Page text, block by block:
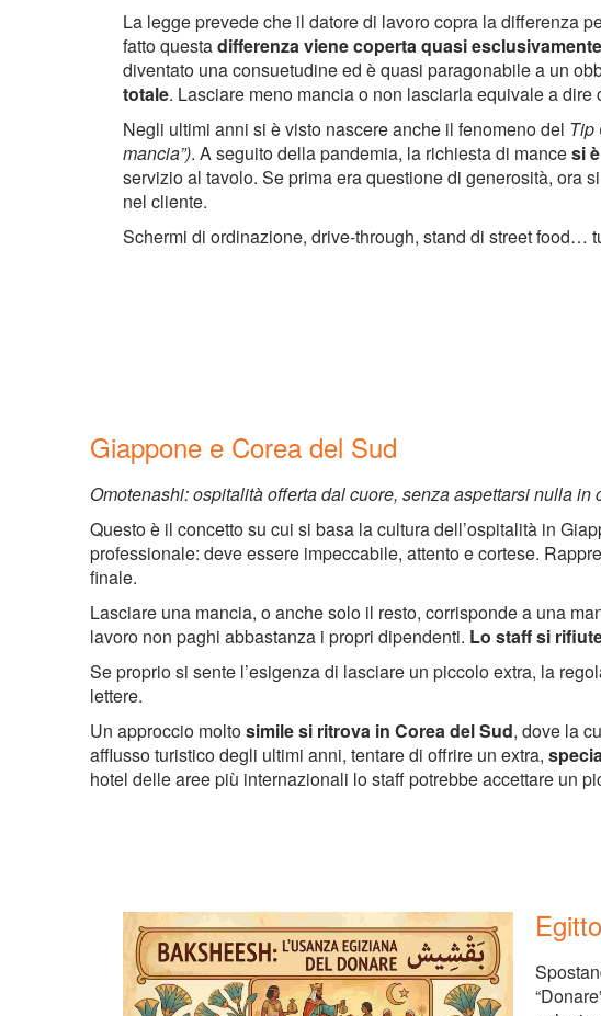
La legge prevede che il datore di lavoro copra la differenza
fatto questadifferenza viene coperta quasi
diventato una consuetudine ed è quasi paragonabile a un
totale. Lasciare meno mancia o non lasciarla equivale a dire
Negli ultimi anni si è visto nascere anche il fenomeno del Tip
mancia”). A seguito della pandemia, la richiesta di mancesi
servizio al tavolo. Se prima era questione di generosità, ora
nel cliente.
Schermi di ordinazione, drive-through, stand di street food…
Giappone e Corea del Sud
Omotenashi: ospitalità offerta dal cuore, senza aspettarsi nulla in
Questo è il concetto su cui si basa la cultura dell’ospitalità in
professionale: deve essere impeccabile, attento e cortese.
finale.
Lasciare una mancia, o anche solo il resto, corrisponde a una
lavoro non paghi abbastanza i propri dipendenti. Lo staff si
Se proprio si sente l’esigenza di lasciare un piccolo extra, la
lettere.
Un approccio moltosimile si ritrova in Corea del Sud, dove la
afflusso turistico degli ultimi anni, tentare di offrire un extra,
hotel delle aree più internazionali lo staff potrebbe accettare un
Egitto